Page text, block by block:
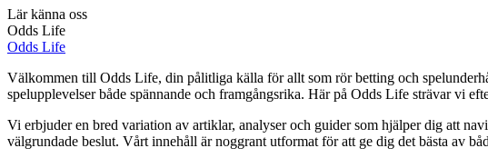
Lär känna oss
Odds Life
Odds Life
Välkommen till Odds Life, din pålitliga källa för allt som rör betting och
spelupplevelser både spännande och framgångsrika. Här på Odds Life strävar vi
Vi erbjuder en bred variation av artiklar, analyser och guider som hjälper dig att
välgrundade beslut. Vårt innehåll är noggrant utformat för att ge dig det bästa av